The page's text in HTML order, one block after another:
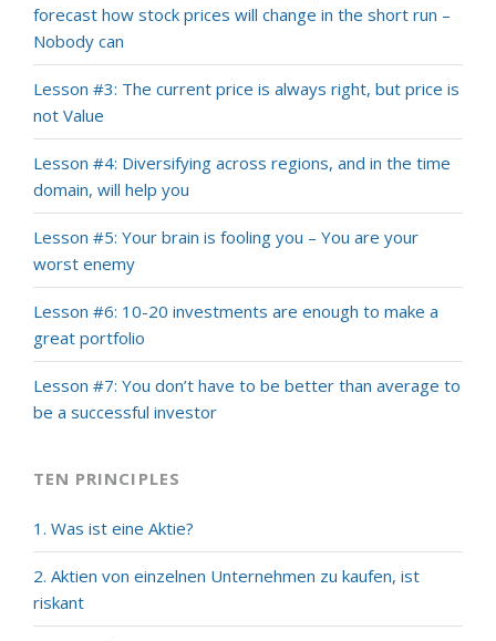
forecast how stock prices will change in the short run –
Nobody can
Lesson #3: The current price is always right, but price is
not Value
Lesson #4: Diversifying across regions, and in the time
domain, will help you
Lesson #5: Your brain is fooling you – You are your
worst enemy
Lesson #6: 10-20 investments are enough to make a
great portfolio
Lesson #7: You don’t have to be better than average to
be a successful investor
TEN PRINCIPLES
1. Was ist eine Aktie?
2. Aktien von einzelnen Unternehmen zu kaufen, ist
riskant